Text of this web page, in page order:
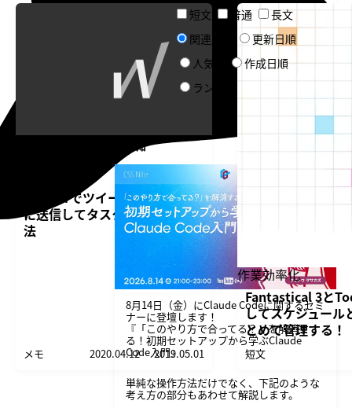
Twitterでツイートを自分のDM
に送信してタスク管理を行う方
法
メモ 2020.04.12 2019.05.01
作業効率化
Fantastical 3と
してスケジュール
とめて管理する！
短文
カレンダー
タスク管理
短文 普通 長文
関連度順
更新日順
人気順
作成日順
ランダム
告知
8月14日（金）にClaude Codeに関するセミ
ナーに登壇します！
『「このやり方で合ってる？」を解消す
る！初期セットアップから学ぶClaude
Code入門』
単純な操作方法だけでなく、下記のような
考え方の部分もあわせて解説します。